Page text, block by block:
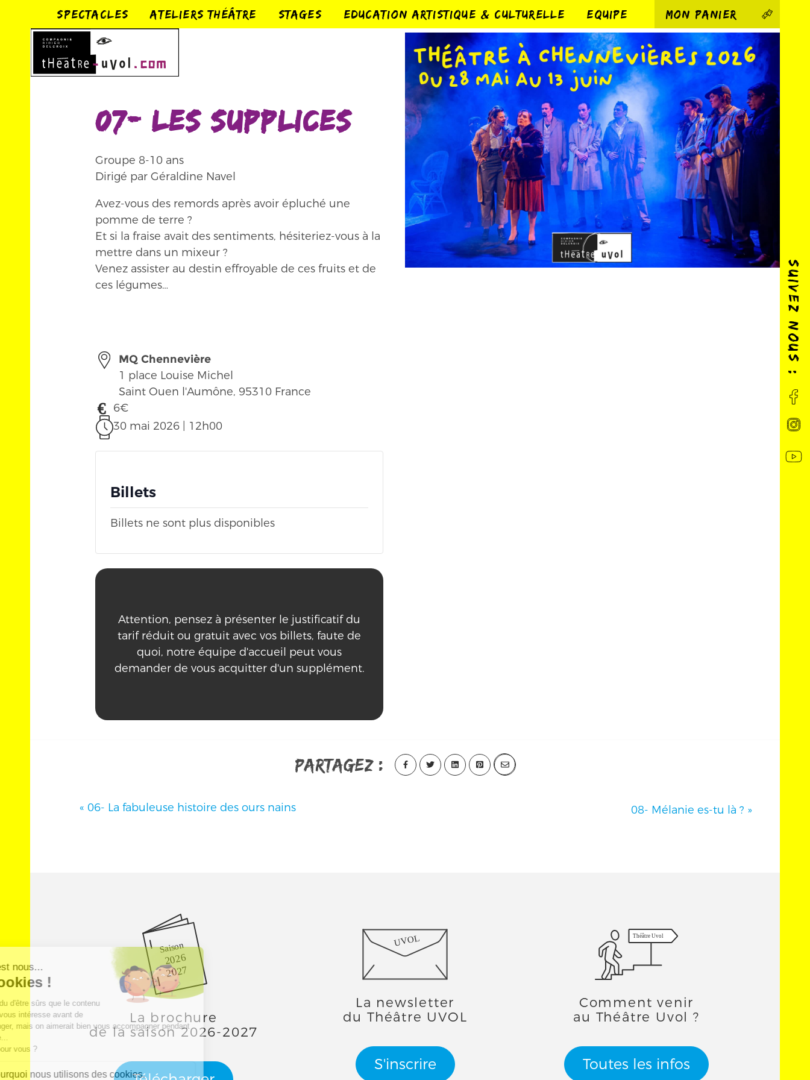
SUIVEZ NOUS :
SPECTACLES ATELIERS THÉÂTRE STAGES EDUCATION ARTISTIQUE & CULTURELLE EQUIPE MON PANIER
07- Les supplices
Groupe 8-10 ans
Dirigé par Géraldine Navel
Avez-vous des remords après avoir épluché une
pomme de terre ?
Et si la fraise avait des sentiments, hésiteriez-vous à la
mettre dans un mixeur ?
Venez assister au destin effroyable de ces fruits et de
ces légumes…
MQ Chennevière
1 place Louise Michel
Saint Ouen l'Aumône, 95310 France
6€
30 mai 2026 | 12h00
Billets
Billets ne sont plus disponibles
Attention, pensez à présenter le justificatif du
tarif réduit ou gratuit avec vos billets, faute de
quoi, notre équipe d'accueil peut vous
demander de vous acquitter d'un supplément.
Partagez :
« 06- La fabuleuse histoire des ours nains 08- Mélanie es-tu là ? »
Saison
2026
2027
La brochure
de la saison 2026-2027
UVOL
La newsletter
du Théâtre UVOL
S'inscrire
Théâtre Uvol
Comment venir
au Théâtre Uvol ?
Toutes les infos